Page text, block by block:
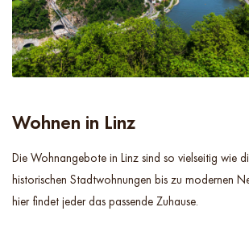
Wohnen in Linz
Die Wohnangebote in Linz sind so vielseitig wie
historischen Stadtwohnungen bis zu modernen
hier findet jeder das passende Zuhause.